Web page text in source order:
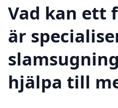
Vad kan ett
är
hjälpa till